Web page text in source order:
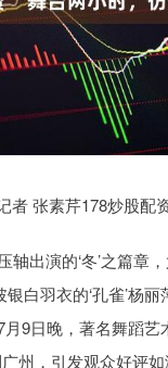
者 张素芹178炒股配
轴出演的‘冬’之篇章
白羽衣的‘孔雀’杨丽
月9日晚，著名舞蹈
州，引发观众好评如